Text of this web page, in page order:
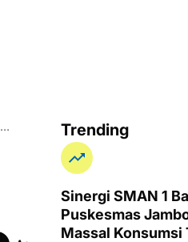
Ponorogo SMKN 2 Ponorogo
Trending
Sinergi SMAN 1
Puskesmas
Massal Konsumsi